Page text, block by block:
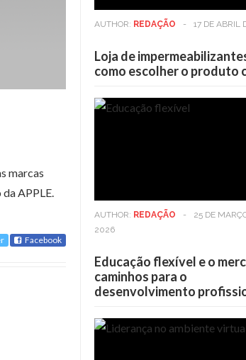
marcas
APPLE.
Facebook
AUTHOR: REDAÇÃO - 17 DE ABRIL
Loja de
como escolher o produto
AUTHOR: REDAÇÃO -
25 DE
2026
Educação flexível e o
caminhos para o
desenvolvimento